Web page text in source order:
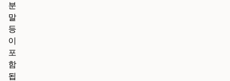
분
말
등
이
포
함
됩